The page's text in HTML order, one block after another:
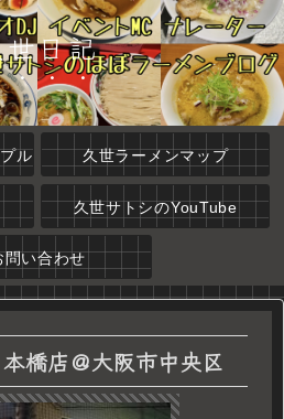
日記
ル 久世ラーメンマップ
久世サトシのYouTube
問い合わせ
橋店＠大阪市中央区